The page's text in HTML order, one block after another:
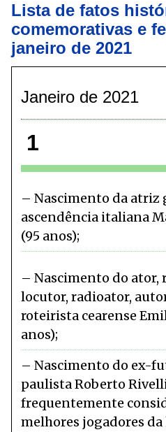
Lista de fatos
comemorativas e
janeiro de 2021
Janeiro de 2021
1
Nascimento da atriz
ascendência italiana
(95 anos)
Nascimento do ator,
locutor, radioator,
roteirista cearense
anos)
Nascimento do ex-
paulista Roberto
frequentemente
melhores jogadores